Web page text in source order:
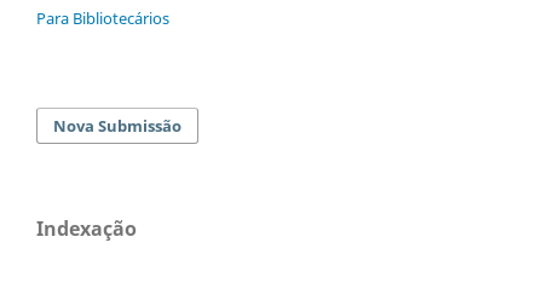
Para Bibliotecários
Nova Submissão
Indexação